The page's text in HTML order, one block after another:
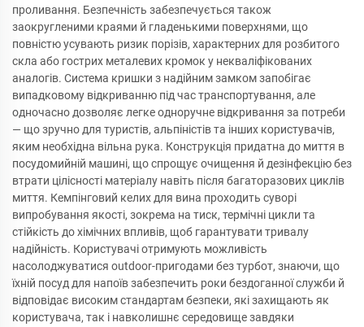
проливання. Безпечність забезпечується також
заокругленими краями й гладенькими поверхнями, що
повністю усувають ризик порізів, характерних для розбитого
скла або гострих металевих кромок у некваліфікованих
аналогів. Система кришки з надійним замком запобігає
випадковому відкриванню під час транспортування, але
одночасно дозволяє легке одноручне відкривання за потреби
— що зручно для туристів, альпіністів та інших користувачів,
яким необхідна вільна рука. Конструкція придатна до миття в
посудомийній машині, що спрощує очищення й дезінфекцію без
втрати цілісності матеріалу навіть після багаторазових циклів
миття. Кемпінговий келих для вина проходить суворі
випробування якості, зокрема на тиск, термічні цикли та
стійкість до хімічних впливів, щоб гарантувати тривалу
надійність. Користувачі отримують можливість
насолоджуватися outdoor-пригодами без турбот, знаючи, що
їхній посуд для напоїв забезпечить роки бездоганної служби й
відповідає високим стандартам безпеки, які захищають як
користувача, так і навколишнє середовище завдяки